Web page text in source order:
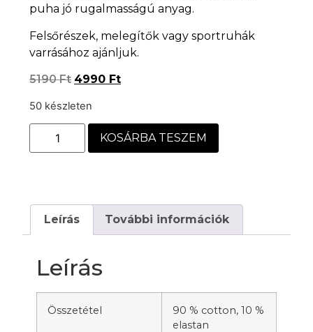
puha jó rugalmasságú anyag.
Felsőrészek, melegítők vagy sportruhák
varrásához ajánljuk.
5190Ft 4990 Ft
50 készleten
KOSÁRBA TESZEM
Leírás További információk
Leírás
Összetétel
90 % cotton, 10 %
elastan